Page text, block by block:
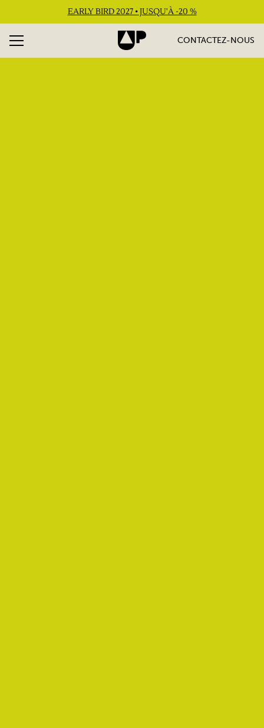
EARLY BIRD 2027 • JUSQU'À -20 %
CONTACTEZ-NOUS